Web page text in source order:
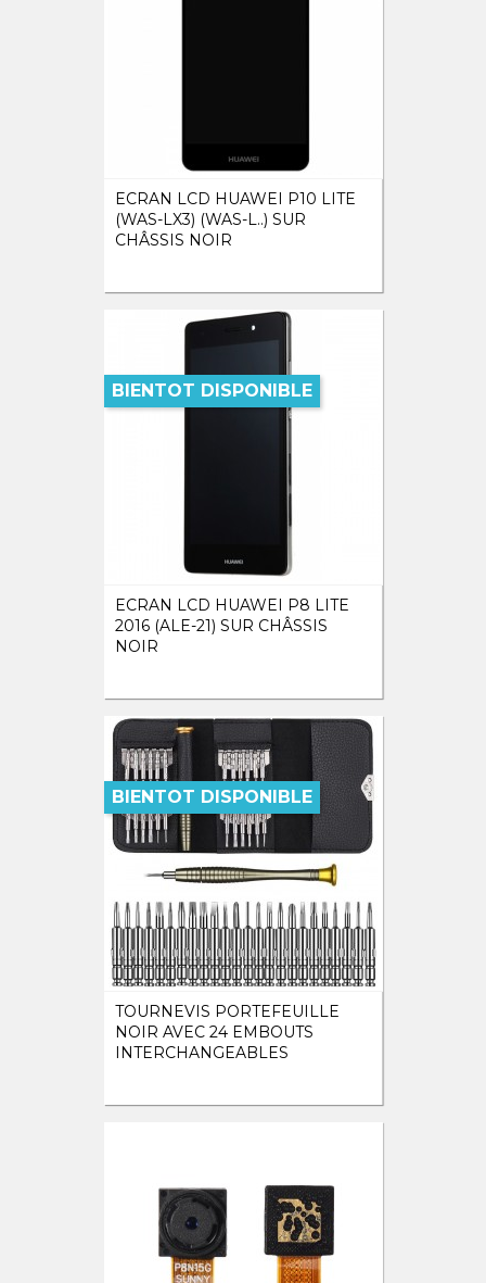
ECRAN LCD HUAWEI P10 LITE
(WAS-LX3) (WAS-L..) SUR
CHÂSSIS NOIR
ECRAN LCD HUAWEI P8 LITE
2016 (ALE-21) SUR CHÂSSIS
NOIR
BIENTOT DISPONIBLE
TOURNEVIS PORTEFEUILLE
NOIR AVEC 24 EMBOUTS
INTERCHANGEABLES
BIENTOT DISPONIBLE